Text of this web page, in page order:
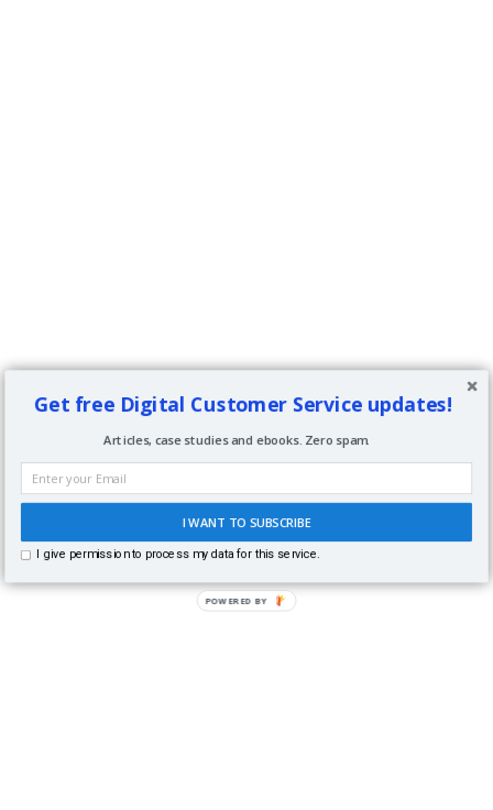
Get free Digital Customer Service updates!
I WANT TO SUBSCRIBE
I give permission to process my data for this service.
Articles, case studies and ebooks. Zero spam.
POWERED BY